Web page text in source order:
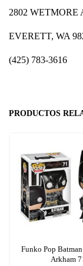
2802 WETMORE
EVERETT, WA
(425) 783-3616
PRODUCTOS
Funko Pop
Arkham